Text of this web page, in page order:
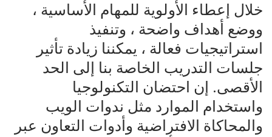
خلال إعطاء الأولوية للمهام الأساسية ،
ووضع أهداف واضحة ، وتنفيذ
استراتيجيات فعالة ، يمكننا زيادة تأثير
جلسات التدريب الخاصة بنا إلى الحد
الأقصى. إن احتضان التكنولوجيا
واستخدام الموارد مثل ندوات الويب
والمحاكاة الافتراضية وأدوات التعاون عبر